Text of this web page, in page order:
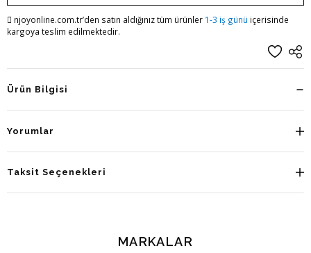
njoyonline.com.tr’den satın aldığınız tüm ürünler 1-3 iş günü içerisinde
kargoya teslim edilmektedir.
Ürün Bilgisi
Yorumlar
Taksit Seçenekleri
MARKALAR